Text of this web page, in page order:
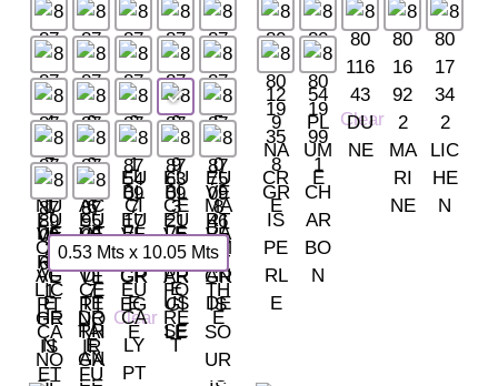
0.53 Mts x 10.05 Mts
Clear
Clear